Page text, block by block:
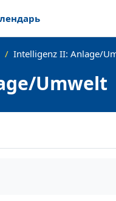
Intelligenz II: Anlage/
Umwelt